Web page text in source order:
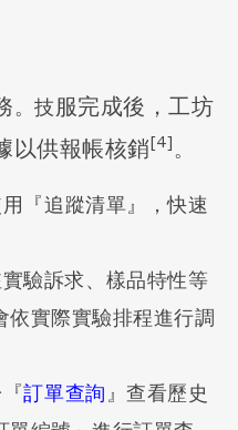
。技服完成後，工坊
以供報帳核銷[4] 。
『追蹤清單 』，快速
驗訴求、樣品特性等
依實際實驗排程進行調
訂單查詢 』查看歷史